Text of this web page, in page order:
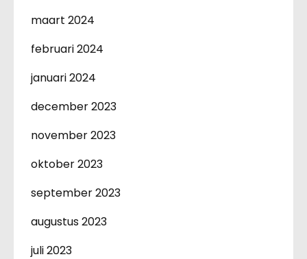
maart 2024
februari 2024
januari 2024
december 2023
november 2023
oktober 2023
september 2023
augustus 2023
juli 2023